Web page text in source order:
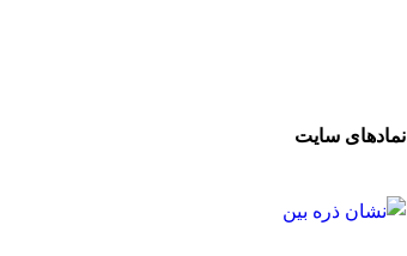
نمادهای سایت